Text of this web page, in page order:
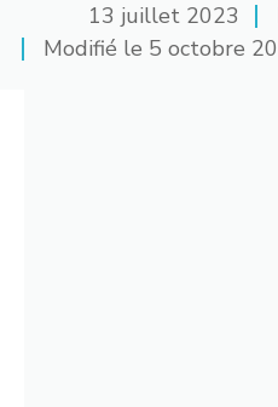
13 juillet 2023
Modifié le 5 octobre